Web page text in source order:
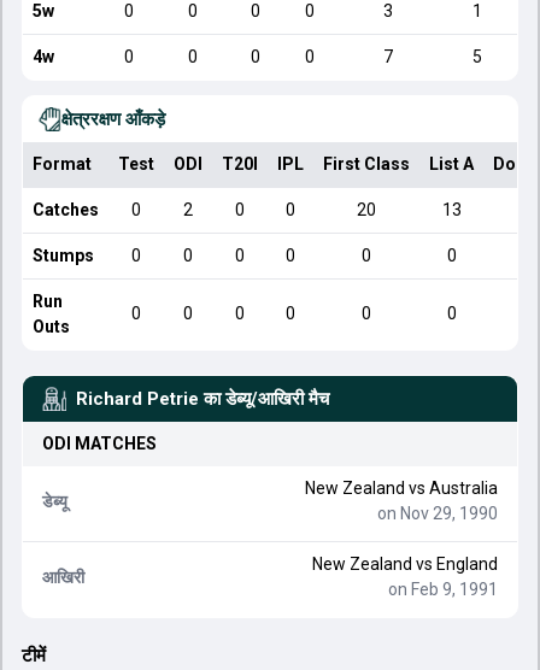
5w 0 0 0 0 3 1
4w 0 0 0 0 7 5
क्षेत्ररक्षण आँकड़े
Format Test ODI T20I IPL First Class List A
Catches 0 2 0 0 20 13
Stumps 0 0 0 0 0 0
Run
Outs
0 0 0 0 0 0
Richard Petrie का डेब्यू/आखिरी मैच
ODI MATCHES
डेब्यू
New Zealand vs Australia
on Nov 29, 1990
आखिरी
New Zealand vs England
on Feb 9, 1991
टीमें